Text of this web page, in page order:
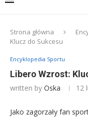
Strona główna
Klucz do Sukcesu
Encyklopedia Sportu
Libero Wzrost:
written by Oska 12
Jako zagorzały fan